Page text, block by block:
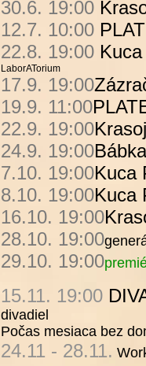
30.6. 19:00
12.7. 10:00
22.8. 19:00
LaborATorium
17.9. 19:00
19.9. 11:00
22.9. 19:00
24.9. 19:00Bábka
7.10. 19:00Kuca
8.10. 19:00Kuca
16.10. 19:00
28.10. 19:00
29.10. 19:00
15.11. 19:00
divadiel
Počas mesiaca bez
24.11 - 28.11.